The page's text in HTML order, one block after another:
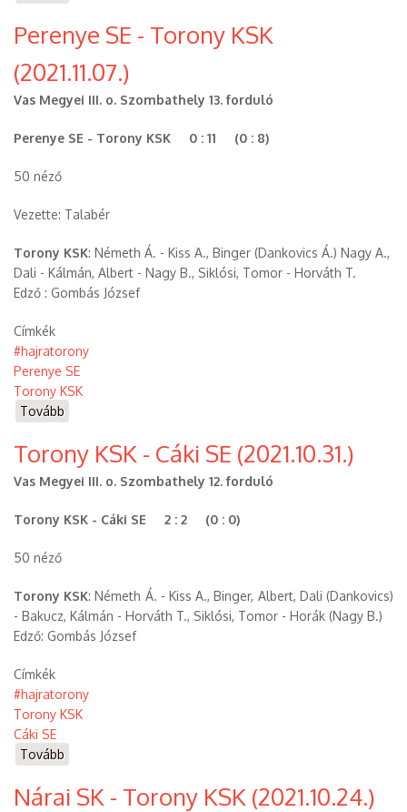
Perenye SE - Torony KSK
(2021.11.07.)
Vas Megyei III. o. Szombathely 13. forduló
Perenye SE - Torony KSK 0 : 11 (0 : 8)
50 néző
Vezette: Talabér
Torony KSK: Németh Á. - Kiss A., Binger (Dankovics Á.) Nagy A.,
Dali - Kálmán, Albert - Nagy B., Siklósi, Tomor - Horváth T.
Edző : Gombás József
Címkék
#hajratorony
Perenye SE
Torony KSK
Tovább
Torony KSK
(2021.11.07.))
Torony KSK - Cáki SE (2021.10.31.)
Vas Megyei III. o. Szombathely 12. forduló
Torony KSK - Cáki SE 2 : 2 (0 : 0)
50 néző
Torony KSK: Németh Á. - Kiss A., Binger, Albert, Dali (Dankovics)
- Bakucz, Kálmán - Horváth T., Siklósi, Tomor - Horák (Nagy B.)
Edző: Gombás József
Címkék
#hajratorony
Torony KSK
Cáki SE
Tovább
-
Nárai SK - Torony KSK (2021.10.24.)